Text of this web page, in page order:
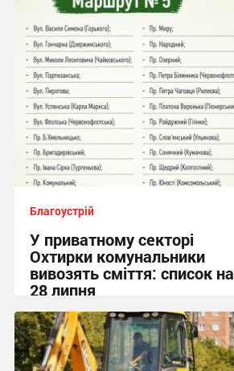
21:08, 2.08.2026
Благоустрій
У приватному секторі
Охтирки комунальники
вивозять сміття: список на
28 липня
19:55, 27.07.2026